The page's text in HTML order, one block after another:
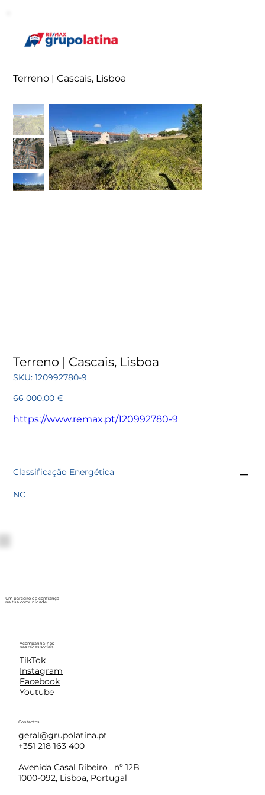
Terreno | Cascais, Lisboa
Terreno | Cascais, Lisboa
SKU: SKU
120992780-
120992780-9
Preço
66 000,00 €
https://www.remax.pt/120992780-9
Classificação Energética
NC
Um parceiro de confiança
na tua comunidade.
Acompanha-nos
nas redes sociais
TikTok
Instagram
Facebook
Youtube
Contactos
geral@grupolatina.pt
+351 218 163 400
Avenida Casal Ribeiro , nº 12B
1000-092, Lisboa, Portugal